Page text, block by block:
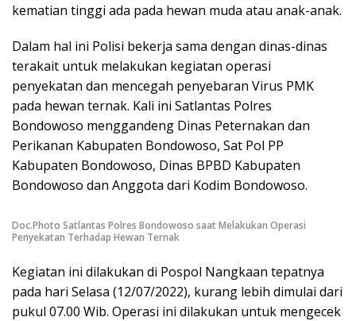
kematian tinggi ada pada hewan muda atau anak-anak.
Dalam hal ini Polisi bekerja sama dengan dinas-dinas
terakait untuk melakukan kegiatan operasi
penyekatan dan mencegah penyebaran Virus PMK
pada hewan ternak. Kali ini Satlantas Polres
Bondowoso menggandeng Dinas Peternakan dan
Perikanan Kabupaten Bondowoso, Sat Pol PP
Kabupaten Bondowoso, Dinas BPBD Kabupaten
Bondowoso dan Anggota dari Kodim Bondowoso.
Doc.Photo Satlantas Polres Bondowoso saat Melakukan Operasi
Penyekatan Terhadap Hewan Ternak
Kegiatan ini dilakukan di Pospol Nangkaan tepatnya
pada hari Selasa (12/07/2022), kurang lebih dimulai dari
pukul 07.00 Wib. Operasi ini dilakukan untuk mengecek